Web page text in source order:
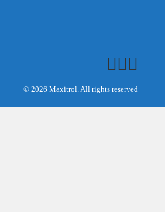
© 2026 Maxitrol. All rights reserved